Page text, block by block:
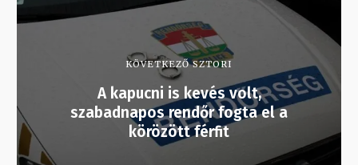
KÖVETKEZŐ SZTORI
A kapucni is kevés volt,
szabadnapos rendőr fogta el a
körözött férfit